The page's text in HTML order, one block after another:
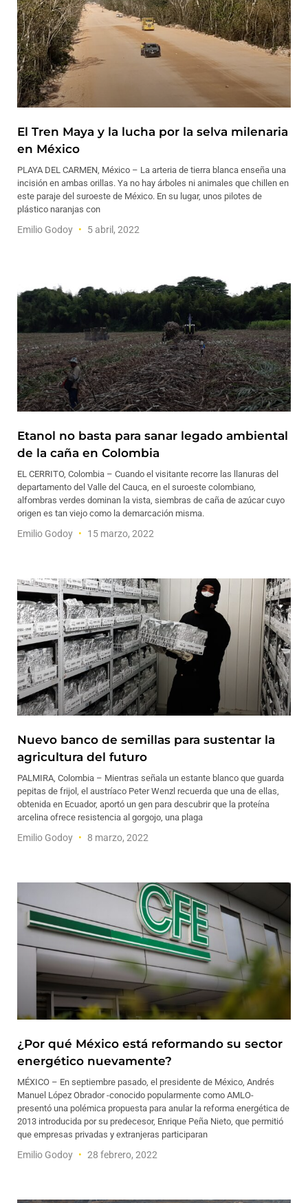
El Tren Maya y la lucha por la selva milenaria
en México
PLAYA DEL CARMEN, México – La arteria de tierra blanca enseña una
incisión en ambas orillas. Ya no hay árboles ni animales que chillen en
este paraje del suroeste de México. En su lugar, unos pilotes de
plástico naranjas con
Emilio Godoy 5 abril, 2022
Etanol no basta para sanar legado ambiental
de la caña en Colombia
EL CERRITO, Colombia – Cuando el visitante recorre las llanuras del
departamento del Valle del Cauca, en el suroeste colombiano,
alfombras verdes dominan la vista, siembras de caña de azúcar cuyo
origen es tan viejo como la demarcación misma.
Emilio Godoy 15 marzo, 2022
Nuevo banco de semillas para sustentar la
agricultura del futuro
PALMIRA, Colombia – Mientras señala un estante blanco que guarda
pepitas de frijol, el austríaco Peter Wenzl recuerda que una de ellas,
obtenida en Ecuador, aportó un gen para descubrir que la proteína
arcelina ofrece resistencia al gorgojo, una plaga
Emilio Godoy 8 marzo, 2022
¿Por qué México está reformando su sector
energético nuevamente?
MÉXICO – En septiembre pasado, el presidente de México, Andrés
Manuel López Obrador -conocido popularmente como AMLO-
presentó una polémica propuesta para anular la reforma energética de
2013 introducida por su predecesor, Enrique Peña Nieto, que permitió
que empresas privadas y extranjeras participaran
Emilio Godoy 28 febrero, 2022